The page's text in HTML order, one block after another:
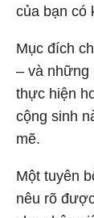
của bạn có
Mục đích
– và những
thực hiện
cộng sinh
mẽ.
Một tuyên
nêu rõ